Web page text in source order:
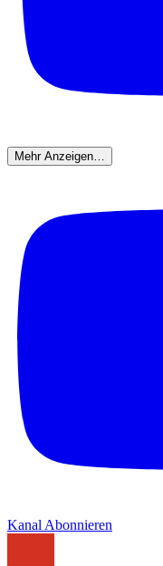
Mehr Anzeigen…
Kanal Abonnieren